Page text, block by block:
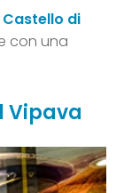
Castello di
con una
Vipava